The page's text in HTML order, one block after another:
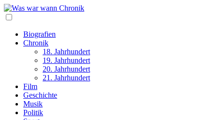
Biografien
Chronik
18. Jahrhundert
19. Jahrhundert
20. Jahrhundert
21. Jahrhundert
Film
Geschichte
Musik
Politik